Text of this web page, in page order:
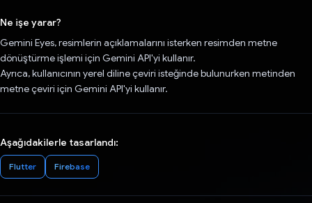
Ne işe yarar?
Gemini Eyes, resimlerin açıklamalarını isterken resimden metne
dönüştürme işlemi için Gemini API'yi kullanır.
Ayrıca, kullanıcının yerel diline çeviri isteğinde bulunurken metinden
metne çeviri için Gemini API'yi kullanır.
Aşağıdakilerle tasarlandı:
Flutter Firebase